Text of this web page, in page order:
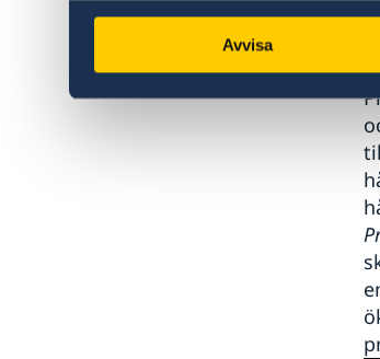
Avvisa